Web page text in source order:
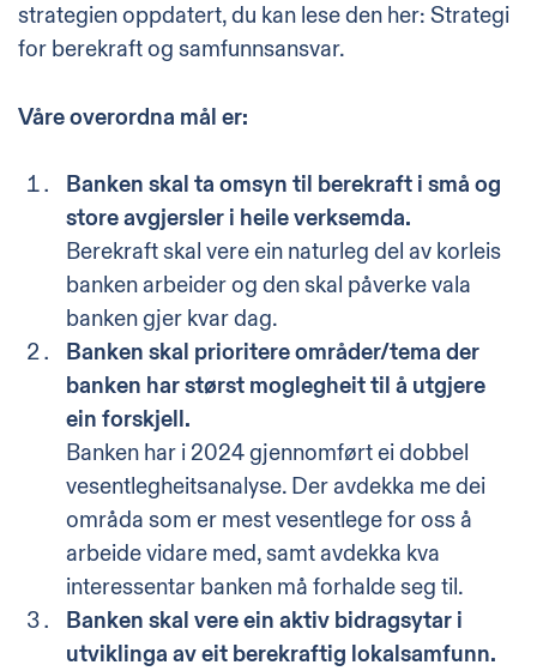
strategien oppdatert, du kan lese den her: Strategi
for berekraft og samfunnsansvar.
Våre overordna mål er:
Banken skal ta omsyn til berekraft i små og
store avgjersler i heile verksemda.
Berekraft skal vere ein naturleg del av korleis
banken arbeider og den skal påverke vala
banken gjer kvar dag.
Banken skal prioritere områder/tema der
banken har størst moglegheit til å utgjere
ein forskjell.
Banken har i 2024 gjennomført ei dobbel
vesentlegheitsanalyse. Der avdekka me dei
områda som er mest vesentlege for oss å
arbeide vidare med, samt avdekka kva
interessentar banken må forhalde seg til.
Banken skal vere ein aktiv bidragsytar i
utviklinga av eit berekraftig lokalsamfunn.